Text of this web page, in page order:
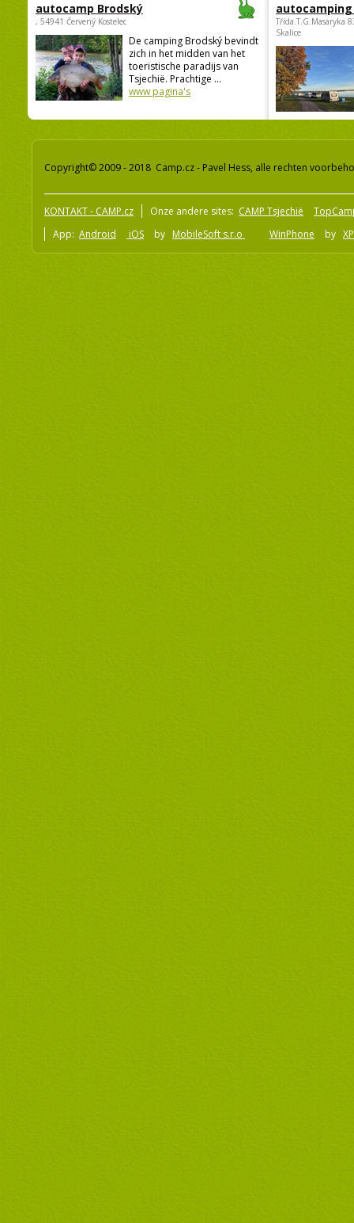
autocamp Brodský
, 54941 Červený Kostelec
De camping Brodský bevindt
zich in het midden van het
toeristische paradijs van
Tsjechië. Prachtige ...
www pagina's
autocamping
Třída.T.G.Masaryka
Skalice
Copyright© 2009 - 2018 Camp.cz - Pavel Hess, alle rechten
KONTAKT - CAMP.cz Onze andere sites: CAMP Tsjechië
App: Android iOS by MobileSoft s.r.o WinPhone by